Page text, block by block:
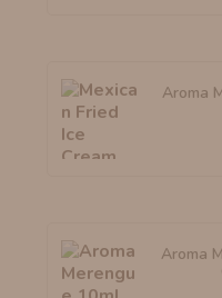
Aroma
Aroma